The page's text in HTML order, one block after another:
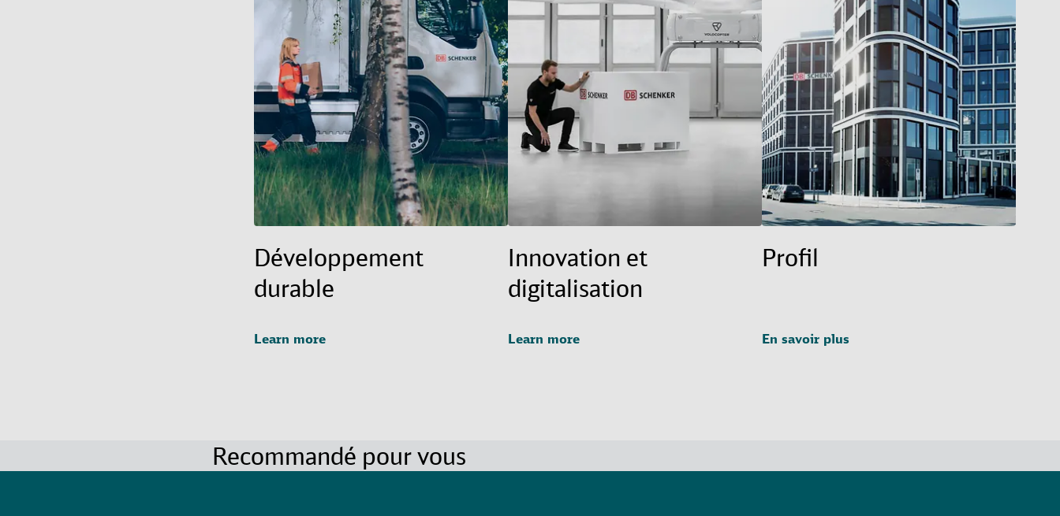
Développement
durable
Learn more
Innovation et
digitalisation
Learn more
Profil
En savoir plus
Recommandé pour vous